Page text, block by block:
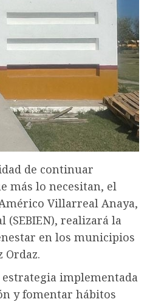
de continuar
más lo necesitan, el
Villarreal Anaya,
(SEBIEN), realizará la
en los municipios
Ordaz.
implementada
y fomentar hábitos